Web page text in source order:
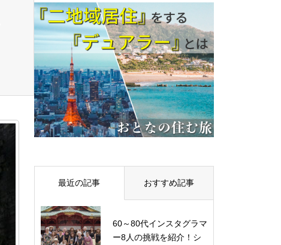
最近の記事 おすすめ記事
60～80代インスタグラマ
ー8人の挑戦を紹介！シ